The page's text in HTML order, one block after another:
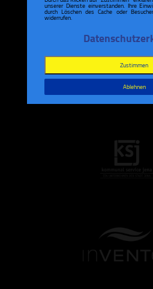
unserer Dienste einverstanden. Ihre
durch Löschen des Cache oder
widerrufen.
Zustimmen
Ablehnen